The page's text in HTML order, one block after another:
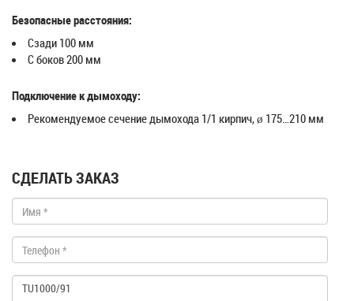
Безопасные расстояния:
Сзади 100 мм
С боков 200 мм
Подключение к дымоходу:
Рекомендуемое сечение дымохода 1/1 кирпич, ø 175…210 мм
СДЕЛАТЬ ЗАКАЗ